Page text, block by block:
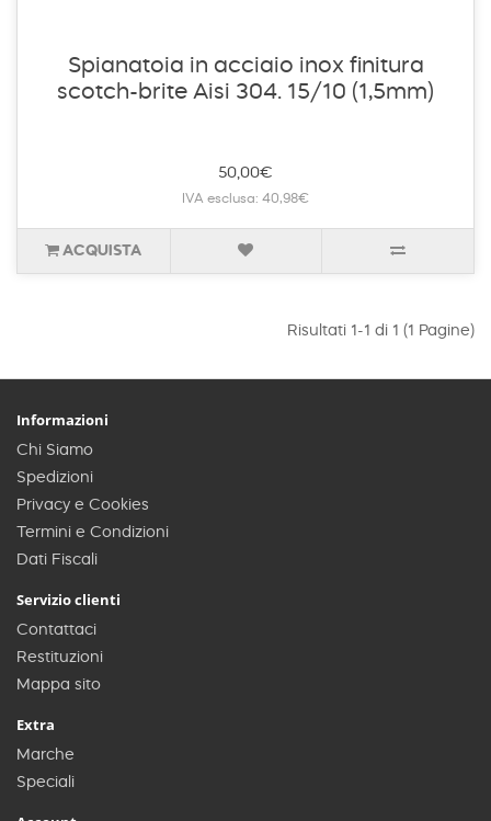
Spianatoia in acciaio inox finitura
scotch-brite Aisi 304. 15/10 (1,5mm)
50,00€
IVA esclusa: 40,98€
ACQUISTA
Risultati 1-1 di 1 (1 Pagine)
Informazioni
Chi Siamo
Spedizioni
Privacy e Cookies
Termini e Condizioni
Dati Fiscali
Servizio clienti
Contattaci
Restituzioni
Mappa sito
Extra
Marche
Speciali